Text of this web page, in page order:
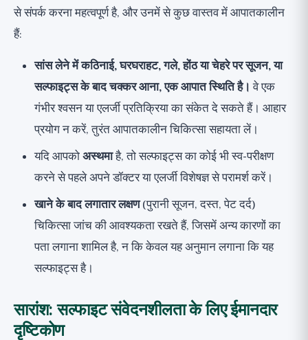
से संपर्क करना महत्वपूर्ण है, और उनमें से कुछ वास्तव में आपातकालीन
हैं:
सांस लेने में कठिनाई, घरघराहट, गले, होंठ या चेहरे पर सूजन, या
सल्फाइट्स के बाद चक्कर आना, एक आपात स्थिति है। वे एक
गंभीर श्वसन या एलर्जी प्रतिक्रिया का संकेत दे सकते हैं। आहार
प्रयोग न करें, तुरंत आपातकालीन चिकित्सा सहायता लें।
यदि आपकोअस्थमाहै, तो सल्फाइट्स का कोई भी स्व-परीक्षण
करने से पहले अपने डॉक्टर या एलर्जी विशेषज्ञ से परामर्श करें।
खाने के बाद लगातार लक्षण(पुरानी सूजन, दस्त, पेट दर्द)
चिकित्सा जांच की आवश्यकता रखते हैं, जिसमें अन्य कारणों का
पता लगाना शामिल है, न कि केवल यह अनुमान लगाना कि यह
सल्फाइट्स है।
सारांश: सल्फाइट संवेदनशीलता के लिए ईमानदार
दृष्टिकोण